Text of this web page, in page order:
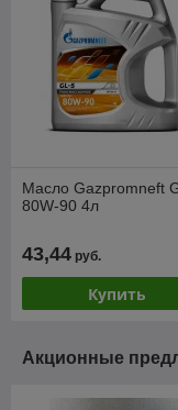
Масло Gazpromneft
80W-90 4л
43,44 руб.
Купить
Акционные